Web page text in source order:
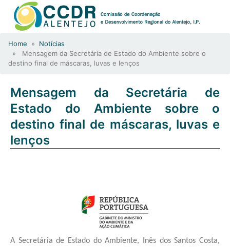
Home » Notícias
» Mensagem da Secretária de Estado do Ambiente sobre o
destino final de máscaras, luvas e lenços
Mensagem da Secretária de
Estado do Ambiente sobre o
destino final de máscaras, luvas e
lenços
A Secretária de Estado do Ambiente, Inês dos Santos Costa,